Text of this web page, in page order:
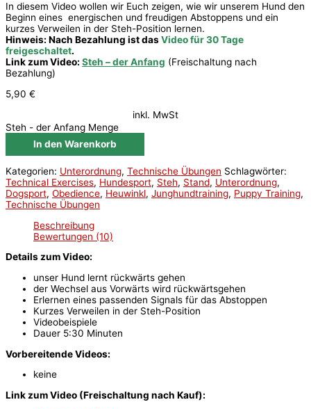
In diesem Video wollen wir Euch zeigen, wie wir unserem Hund den
Beginn eines energischen und freudigen Abstoppens und ein
kurzes Verweilen in der Steh-Position lernen.
Hinweis: Nach Bezahlung ist dasVideo für 30 Tage
freigeschaltet.
Link zum Video: Steh – der Anfang (Freischaltung nach
Bezahlung)
5,90 €
inkl. MwSt
Steh - der Anfang Menge
In den Warenkorb
Kategorien: Unterordnung, Technische Übungen Schlagwörter:
Technical Exercises, Hundesport, Steh, Stand, Unterordnung,
Dogsport, Obedience, Heuwinkl, Junghundtraining, Puppy Training,
Technische Übungen
Beschreibung
Bewertungen (10)
Details zum Video:
unser Hund lernt rückwärts gehen
der Wechsel aus Vorwärts wird rückwärtsgehen
Erlernen eines passenden Signals für das Abstoppen
Kurzes Verweilen in der Steh-Position
Videobeispiele
Dauer 5:30 Minuten
Vorbereitende Videos:
keine
Link zum Video (Freischaltung nach Kauf):